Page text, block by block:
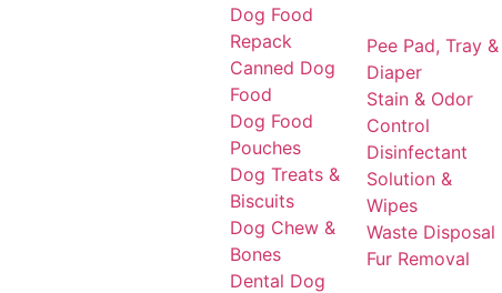
Dog Food
Repack
Canned Dog
Food
Dog Food
Pouches
Dog Treats &
Biscuits
Dog Chew &
Bones
Dental Dog
Pee Pad, Tray &
Diaper
Stain & Odor
Control
Disinfectant
Solution &
Wipes
Waste Disposal
Fur Removal